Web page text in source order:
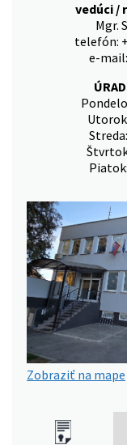
vedúci /
Mgr.
telefón:
e-mail:
Zobraziť na mape